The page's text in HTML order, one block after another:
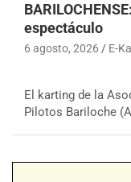
espectáculo
6 agosto, 2026 E-
El karting de la
Pilotos Bariloche